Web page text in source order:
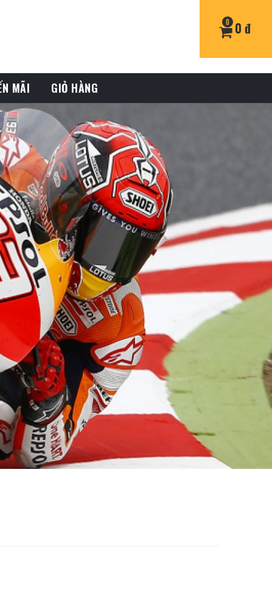
0 0 đ
MÃI GIỎ HÀNG